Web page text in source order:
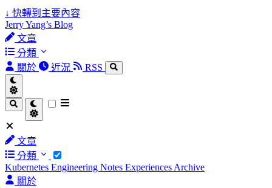
↓ 快轉到主要內容
Jerry Yang’s Blog
文章
分類
關於
近況 RSS
文章
分類
Kubernetes Engineering Notes Experiences Archive
關於